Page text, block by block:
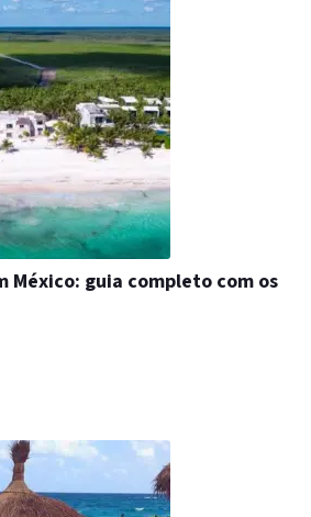
México: guia completo com os